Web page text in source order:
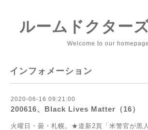
ルームドクター
Welcome to our homepage
インフォメーション
2020-06-16 09:21:00
200616、Black Lives Matter（16）
火曜日・曇・札幌。★道新2頁「米警官が黒